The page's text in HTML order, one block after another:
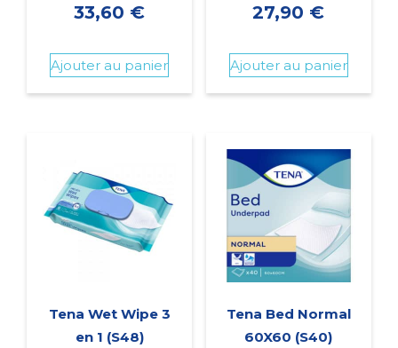
33,60 €
Ajouter au panier
27,90 €
Ajouter au panier
Tena Wet Wipe 3
en 1 (S48)
Tena Bed Normal
60X60 (S40)